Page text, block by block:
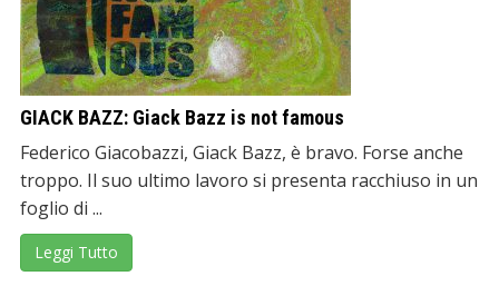
GIACK BAZZ: Giack Bazz is not famous
Federico Giacobazzi, Giack Bazz, è bravo. Forse anche
troppo. Il suo ultimo lavoro si presenta racchiuso in un
foglio di ...
Leggi Tutto